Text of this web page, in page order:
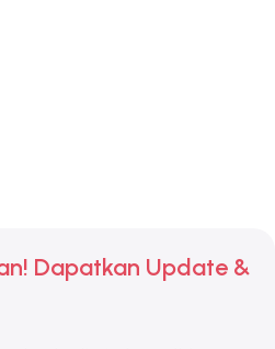
Dapatkan Update &